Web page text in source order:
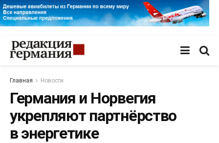
Главная Новости
Германия и Норвегия
укрепляют партнёрство
в энергетике